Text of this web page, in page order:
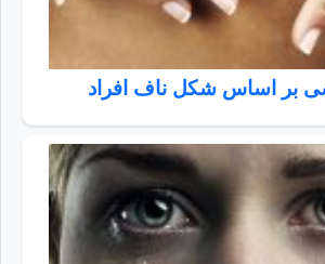
بر اساس شکل ناف افراد